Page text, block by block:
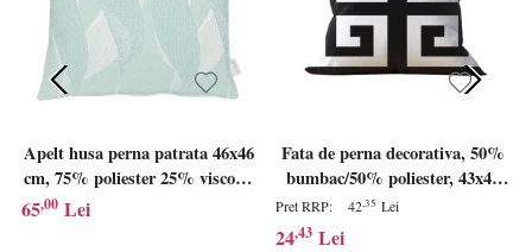
Apelt husa perna patrata 46x46
cm, 75% poliester 25% viscoza,
spalare delicata, verde/alb -
65,00 Lei
Fata de perna decorativa, 50%
bumbac/50% poliester, 43x43
cm, alb/negru - Verificat A · Re-
Pret RRP: 42,35 Lei
24,43 Lei